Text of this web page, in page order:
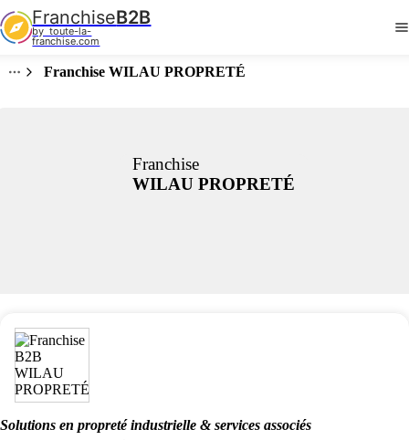
FranchiseB2B
by  toute-la-
franchise.com
Franchise WILAU PROPRETÉ
Franchise
WILAU PROPRETÉ
Solutions en propreté industrielle & services associés